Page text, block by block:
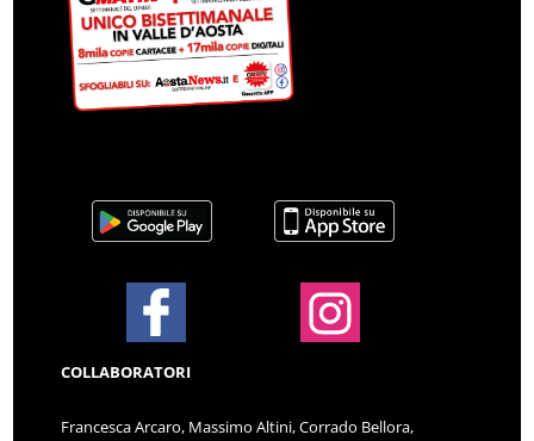
COLLABORATORI
Francesca Arcaro, Massimo Altini, Corrado Bellora,